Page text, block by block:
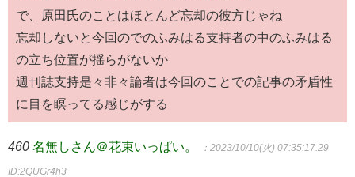
で、原田氏のことはほとんど忘却の彼方じゃね
忘却しないと今回のでのふみはる支持者の中のふみはる
の立ち位置が揺らがないか
週刊誌支持是々非々論者は今回のことでの記事の矛盾性
に目を瞑ってる感じがする
460 名無しさん＠花束いっぱい。 ：2023/10/10(火) 07:35:17.29
ID:2QUGr4h3